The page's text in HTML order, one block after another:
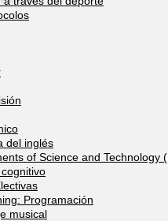
del inglés
of Science and Technology
Programación
musical